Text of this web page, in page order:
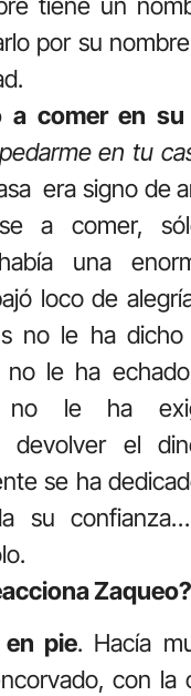
por su
a comer en su
en tu
era signo de
a comer,
una
loco de
no le ha
no le ha
no le ha
devolver el
se ha
su
Zaqueo?
pie. Hacía
con la